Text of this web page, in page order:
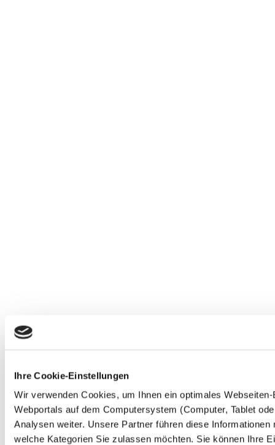
Ihre Cookie-Einstellungen
Wir verwenden Cookies, um Ihnen ein optimales
Webportals auf dem Computersystem (Computer, Tablet
Analysen weiter. Unsere Partner führen diese
welche Kategorien Sie zulassen möchten. Sie können Ihre